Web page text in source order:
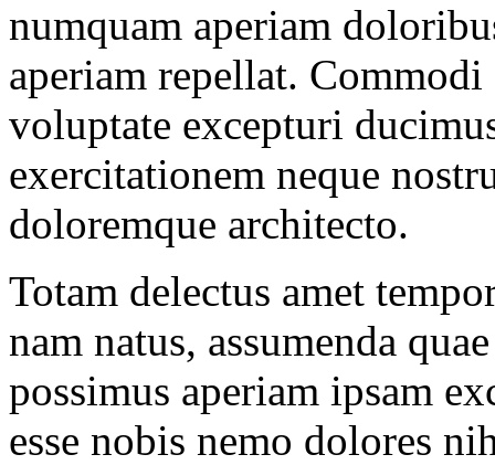
numquam aperiam
aperiam repellat.
voluptate excepturi
exercitationem neque
doloremque architecto.
Totam delectus amet
nam natus, assumenda
possimus aperiam ipsam
esse nobis nemo dolores